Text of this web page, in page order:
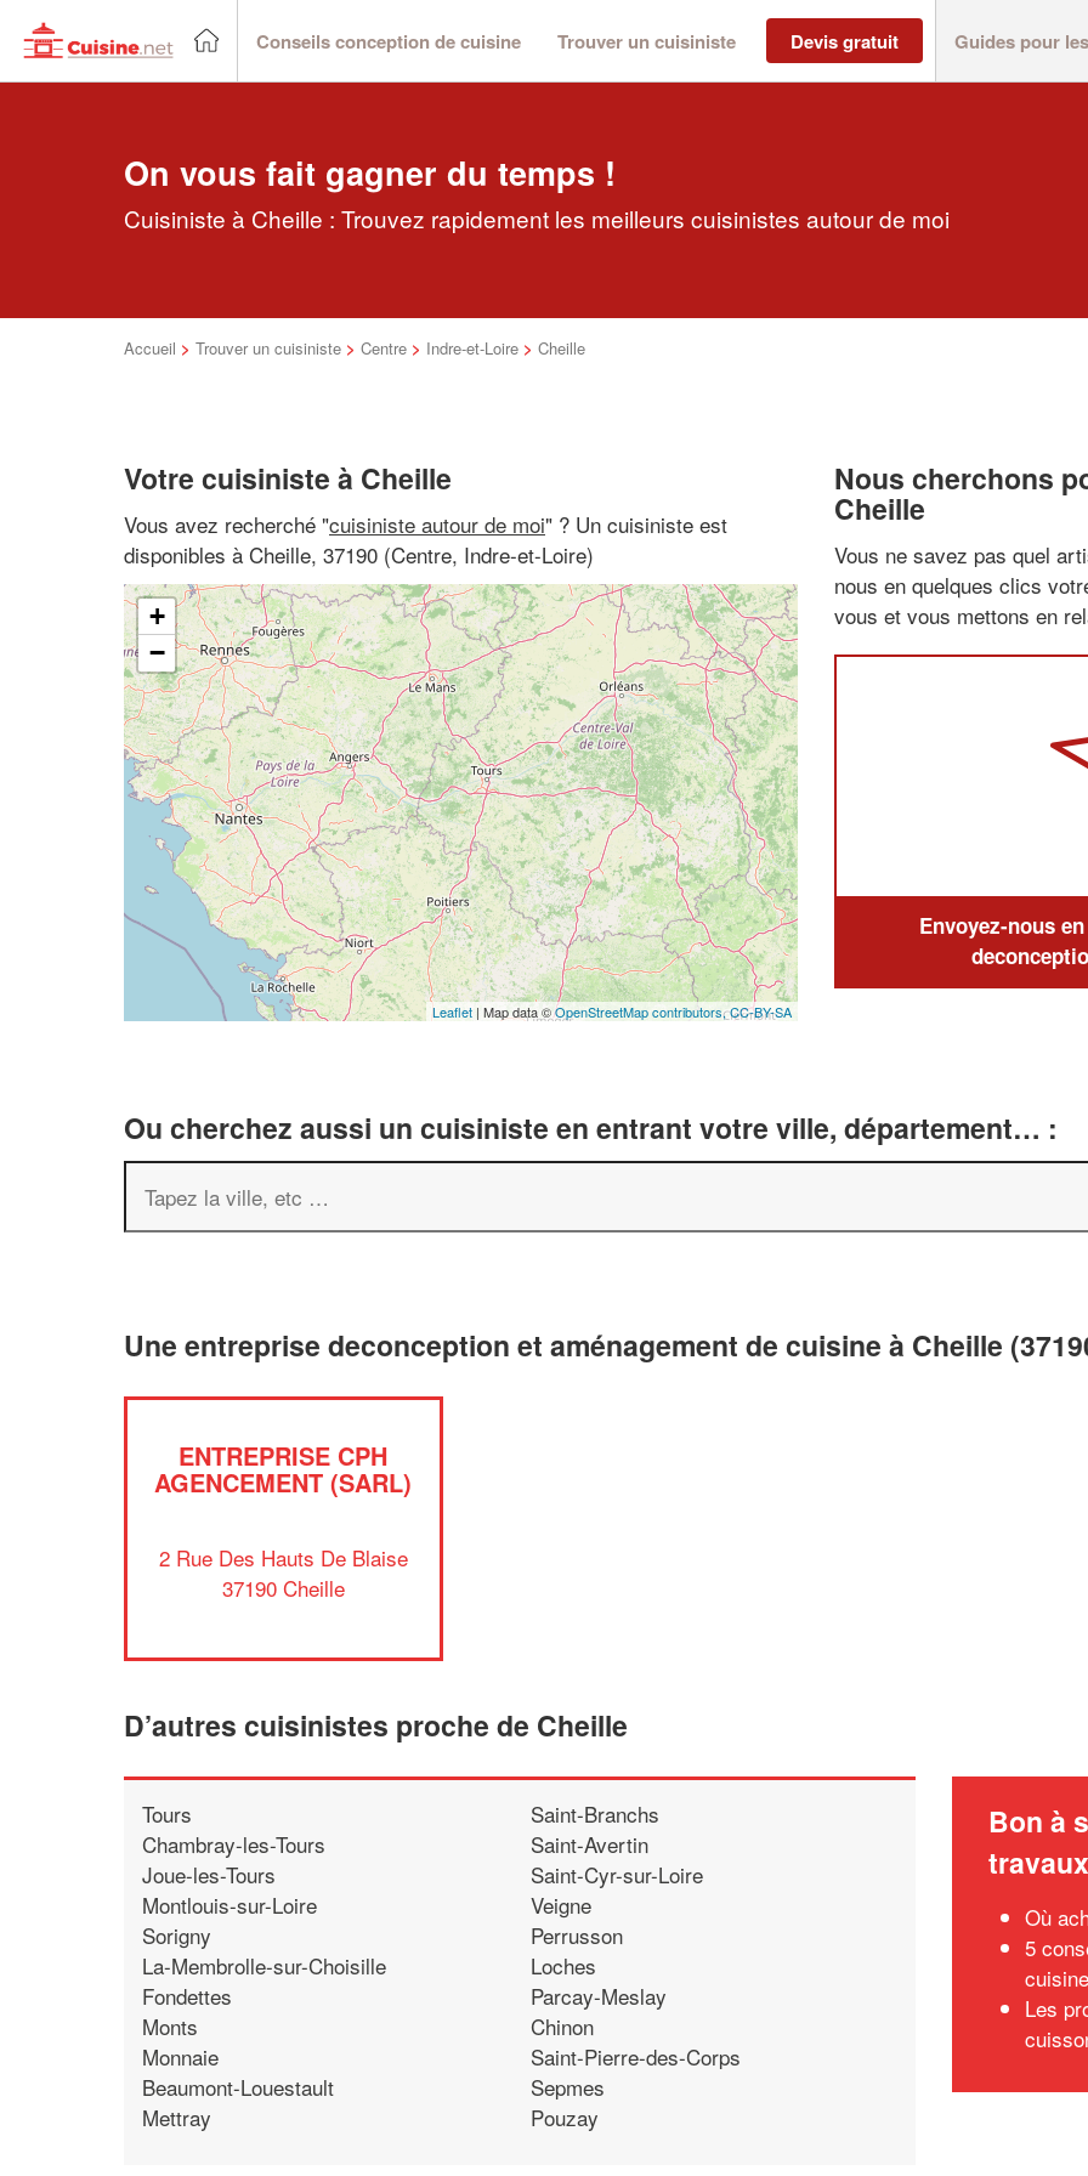
Conseils conception de cuisine Trouver un cuisiniste Devis gratuit Guides pour
On vous fait gagner du temps !
Cuisiniste à Cheille : Trouvez rapidement les meilleurs cuisinistes autour de moi
Accueil > Trouver un cuisiniste > Centre > Indre-et-Loire > Cheille
Votre cuisiniste à Cheille
Vous avez recherché "cuisiniste autour de moi" ? Un cuisiniste est
disponibles à Cheille, 37190 (Centre, Indre-et-Loire)
+
−
Leaflet | Map data ©OpenStreetMap contributors,CC-BY-SA
Nous cherchons
Cheille
Vous ne savez pas quel
nous en quelques clics
vous et vous mettons en
Envoyez-nous
Ou cherchez aussi un cuisiniste en entrant votre ville, département… :
Une entreprise deconception et aménagement de cuisine à Cheille
ENTREPRISE CPH
AGENCEMENT (SARL)
2 Rue Des Hauts De Blaise
37190 Cheille
D’autres cuisinistes proche de Cheille
Tours
Chambray-les-Tours
Joue-les-Tours
Montlouis-sur-Loire
Sorigny
La-Membrolle-sur-Choisille
Fondettes
Monts
Monnaie
Beaumont-Louestault
Mettray
Saint-Branchs
Saint-Avertin
Saint-Cyr-sur-Loire
Veigne
Perrusson
Loches
Parcay-Meslay
Chinon
Saint-Pierre-des-Corps
Sepmes
Pouzay
Bon à
travaux
Où
5
cuisine
Les